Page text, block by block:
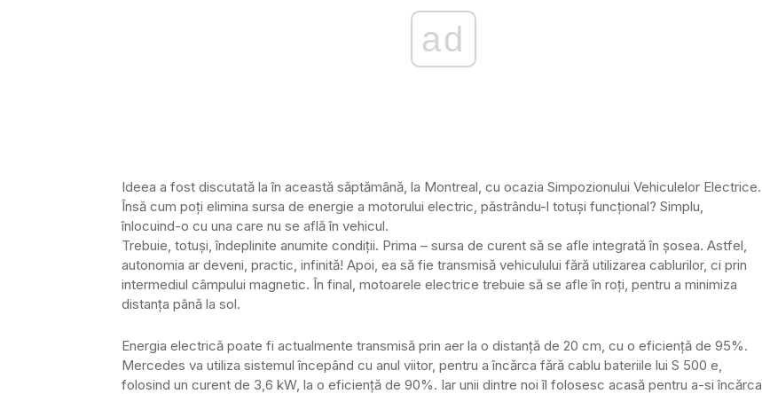
ad
Ideea a fost discutată la în această săptămână, la Montreal, cu ocazia Simpozionului Vehiculelor Electrice.
Însă cum poți elimina sursa de energie a motorului electric, păstrându-l totuși funcțional? Simplu,
înlocuind-o cu una care nu se află în vehicul.
Trebuie, totuși, îndeplinite anumite condiții. Prima – sursa de curent să se afle integrată în șosea. Astfel,
autonomia ar deveni, practic, infinită! Apoi, ea să fie transmisă vehiculului fără utilizarea cablurilor, ci prin
intermediul câmpului magnetic. În final, motoarele electrice trebuie să se afle în roți, pentru a minimiza
distanța până la sol.
Energia electrică poate fi actualmente transmisă prin aer la o distanță de 20 cm, cu o eficiență de 95%.
Mercedes va utiliza sistemul începând cu anul viitor, pentru a încărca fără cablu bateriile lui S 500 e,
folosind un curent de 3,6 kW, la o eficiență de 90%. Iar unii dintre noi îl folosesc acasă pentru a-si încărca